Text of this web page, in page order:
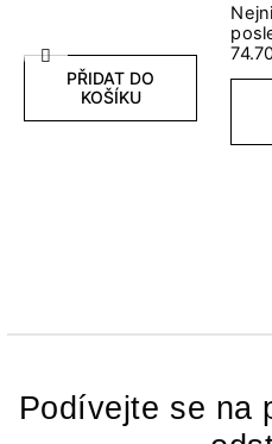
Předchozí
PŘIDAT DO
KOŠÍKU
Podívejte se na